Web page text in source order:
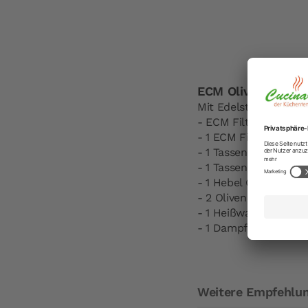
ECM Olivenholz-
Mit Edelstahl
- ECM Filterträger
- 1 ECM Filterträger
- 1 Tassensieb für 7g
- 1 Tassensieb für
- 1 Hebel Gruppe
- 2 Olivenholz
- 1
- 1
Weitere